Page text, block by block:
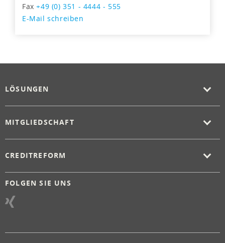
Fax+49 (0) 351 - 4444 - 555
E-Mail schreiben
LÖSUNGEN
MITGLIEDSCHAFT
CREDITREFORM
FOLGEN SIE UNS